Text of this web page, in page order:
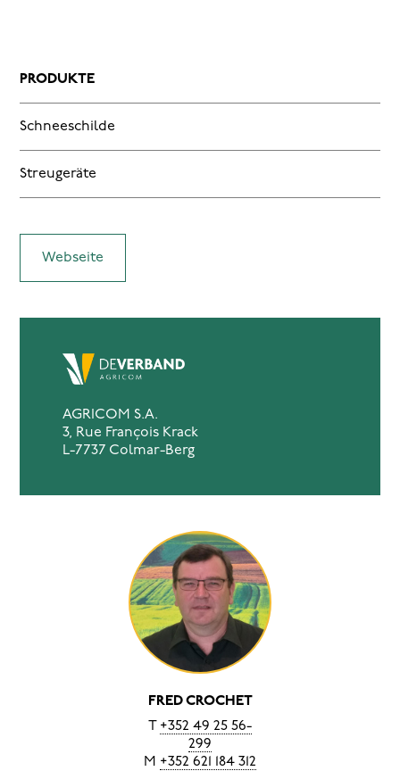
PRODUKTE
Schneeschilde
Streugeräte
Webseite
AGRICOM S.A.
3, Rue François Krack
L-7737 Colmar-Berg
FRED CROCHET
T +352 49 25 56-
299
M +352 621 184 312